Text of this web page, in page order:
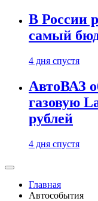
В России
самый
4 дня спустя
АвтоВАЗ
газовую
рублей
4 дня спустя
Главная
Автособытия